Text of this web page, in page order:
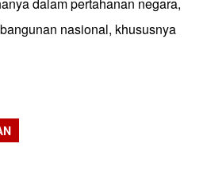
dalam pertahanan negara,
nasional, khususnya